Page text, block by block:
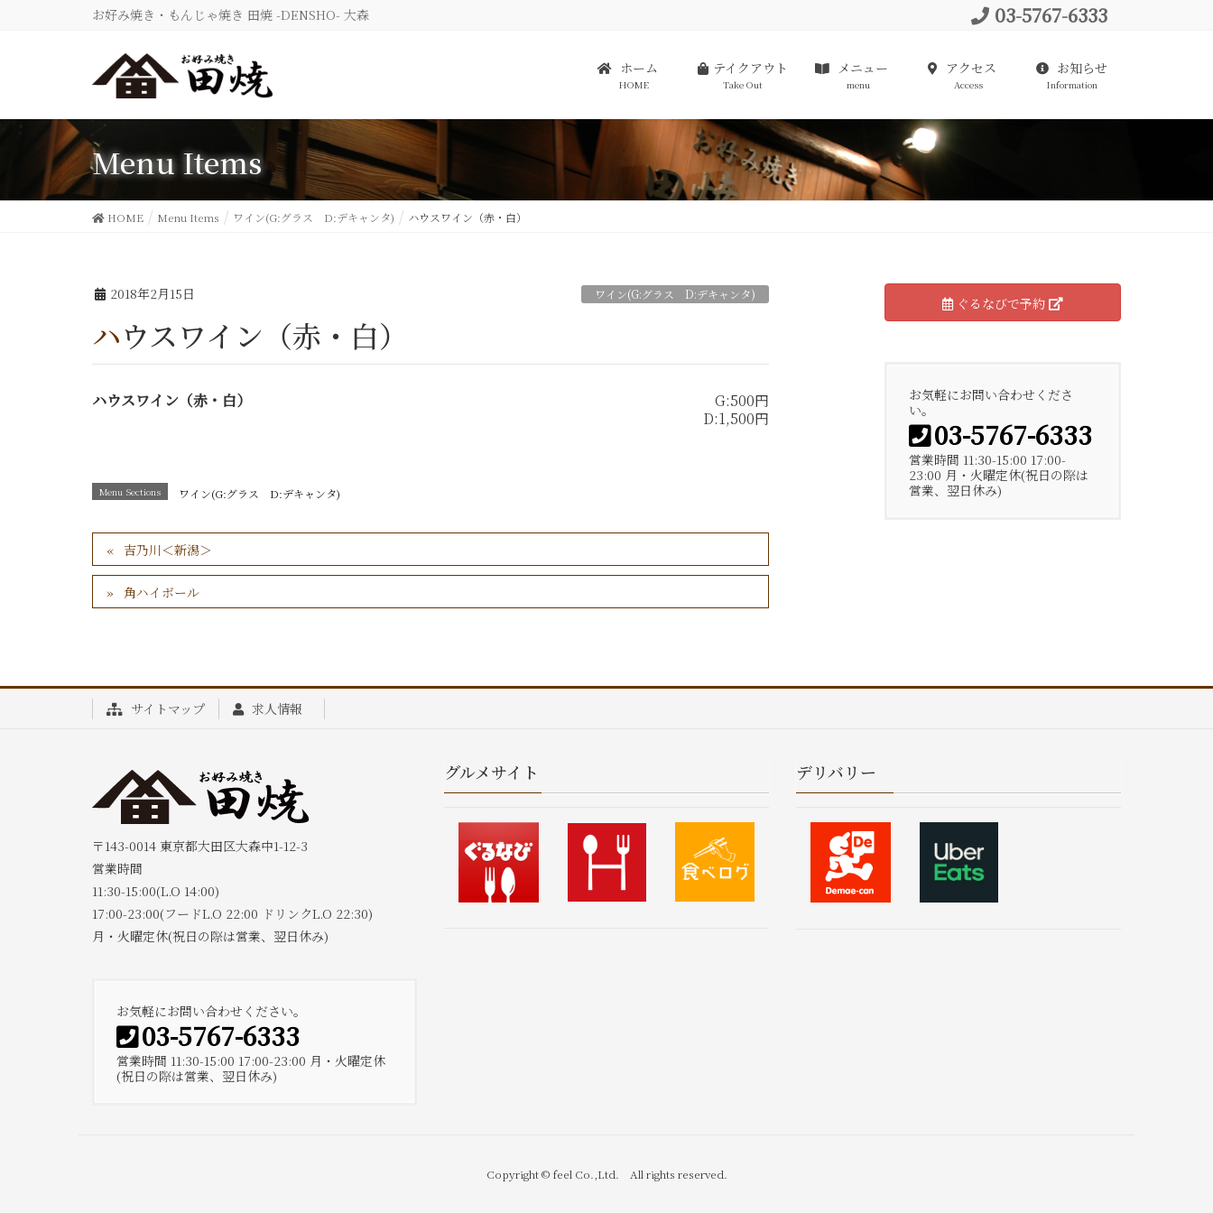
お好み焼き・もんじゃ焼き 田焼 -DENSHO- 大森 03-5767-6333
ホーム
HOME
テイクアウト
Take Out
メニュー
menu
アクセス
Access
お知らせ
Information
Menu Items
HOME Menu Items ワイン(G:グラス D:デキャンタ) ハウスワイン（赤・白）
2018年2月15日 ワイン(G:グラス D:デキャンタ)
ハウスワイン（赤・白）
ハウスワイン（赤・白）
G:500円
D:1,500円
Menu Sections ワイン(G:グラス D:デキャンタ)
吉乃川＜新潟＞
角ハイボール
ぐるなびで予約
お気軽にお問い合わせくださ
い。
03-5767-6333
営業時間 11:30-15:00 17:00-
23:00 月・火曜定休(祝日の際は
営業、翌日休み)
サイトマップ 求人情報
〒143-0014 東京都大田区大森中1-12-3
営業時間
11:30-15:00(L.O 14:00)
17:00-23:00(フードL.O 22:00 ドリンクL.O 22:30)
月・火曜定休(祝日の際は営業、翌日休み)
お気軽にお問い合わせください。
03-5767-6333
営業時間 11:30-15:00 17:00-23:00 月・火曜定休
(祝日の際は営業、翌日休み)
グルメサイト デリバリー
Copyright © feel Co.,Ltd. All rights reserved.